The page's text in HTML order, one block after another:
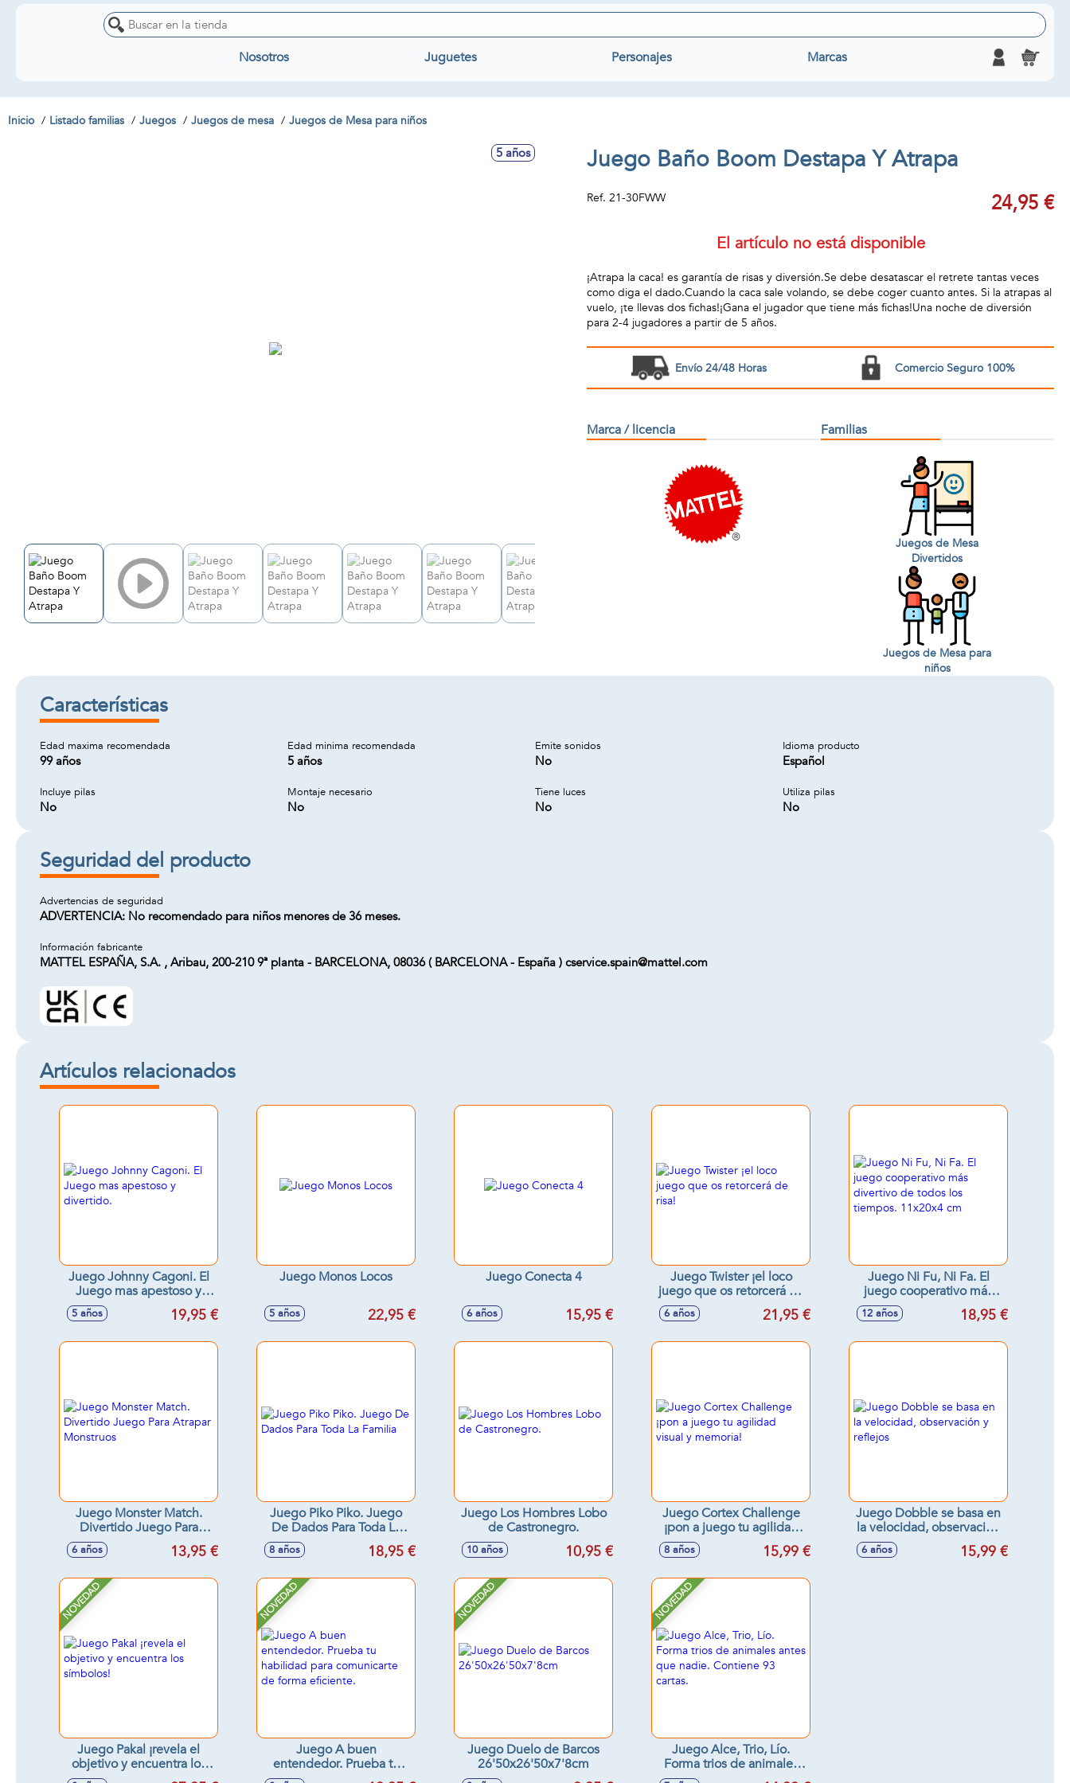
Nosotros Juguetes Personajes Marcas
Inicio Listado familias Juegos Juegos de mesa Juegos de Mesa para niños
5 años Juego Baño Boom Destapa Y Atrapa
Ref. 21-30FWW 24,95 €
El artículo no está disponible
¡Atrapa la caca! es garantía de risas y diversión.Se debe desatascar el retrete tantas veces
como diga el dado.Cuando la caca sale volando, se debe coger cuanto antes. Si la atrapas al
vuelo, ¡te llevas dos fichas!¡Gana el jugador que tiene más fichas!Una noche de diversión
para 2-4 jugadores a partir de 5 años.
Envío 24/48 Horas Comercio Seguro 100%
Marca / licencia Familias
Juegos de Mesa
Divertidos
Juegos de Mesa para
niños
Características
Edad maxima recomendada
99 años
Edad minima recomendada
5 años
Emite sonidos
No
Idioma producto
Español
Incluye pilas
No
Montaje necesario
No
Tiene luces
No
Utiliza pilas
No
Seguridad del producto
Advertencias de seguridad
ADVERTENCIA: No recomendado para niños menores de 36 meses.
Información fabricante
MATTEL ESPAÑA, S.A. , Aribau, 200-210 9ª planta - BARCELONA, 08036 ( BARCELONA - España ) cservice.spain@mattel.com
Artículos relacionados
Juego Johnny Cagoni. El
Juego mas apestoso y
5 años 19,95 €
Juego Monos Locos
5 años 22,95 €
Juego Conecta 4
6 años 15,95 €
Juego Twister ¡el loco
juego que os retorcerá de
6 años 21,95 €
Juego Ni Fu, Ni Fa. El
juego cooperativo más
divertivo de todos los
tiempos. 11x20x4 cm
12 años 18,95 €
Juego Monster Match.
Divertido Juego Para
Atrapar Monstruos
6 años 13,95 €
Juego Piko Piko. Juego
De Dados Para Toda La
8 años 18,95 €
Juego Los Hombres Lobo
de Castronegro.
10 años 10,95 €
Juego Cortex Challenge
¡pon a juego tu agilidad
visual y memoria!
8 años 15,99 €
Juego Dobble se basa en
la velocidad, observación
6 años 15,99 €
NOVEDAD
Juego Pakal ¡revela el
objetivo y encuentra los
NOVEDAD
Juego A buen
entendedor. Prueba tu
habilidad para
NOVEDAD
Juego Duelo de Barcos
26'50x26'50x7'8cm
NOVEDAD
Juego Alce, Trio, Lío.
Forma trios de animales
antes que nadie. Contiene